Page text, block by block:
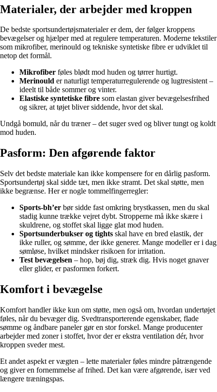
Materialer, der arbejder med kroppen
De bedste sportsundertøjsmaterialer er dem, der følger kroppens
bevægelser og hjælper med at regulere temperaturen. Moderne tekstiler
som mikrofiber, merinould og tekniske syntetiske fibre er udviklet til
netop det formål.
Mikrofiber føles blødt mod huden og tørrer hurtigt.
Merinould er naturligt temperaturregulerende og lugtresistent –
ideelt til både sommer og vinter.
Elastiske syntetiske fibre som elastan giver bevægelsesfrihed
og sikrer, at tøjet bliver siddende, hvor det skal.
Undgå bomuld, når du træner – det suger sved og bliver tungt og koldt
mod huden.
Pasform: Den afgørende faktor
Selv det bedste materiale kan ikke kompensere for en dårlig pasform.
Sportsundertøj skal sidde tæt, men ikke stramt. Det skal støtte, men
ikke begrænse. Her er nogle tommelfingerregler:
Sports-bh’er bør sidde fast omkring brystkassen, men du skal
stadig kunne trække vejret dybt. Stropperne må ikke skære i
skuldrene, og stoffet skal ligge glat mod huden.
Sportsunderbukser og tights skal have en bred elastik, der
ikke ruller, og sømme, der ikke generer. Mange modeller er i dag
sømløse, hvilket mindsker risikoen for irritation.
Test bevægelsen – hop, bøj dig, stræk dig. Hvis noget gnaver
eller glider, er pasformen forkert.
Komfort i bevægelse
Komfort handler ikke kun om støtte, men også om, hvordan undertøjet
føles, når du bevæger dig. Svedtransporterende egenskaber, flade
sømme og åndbare paneler gør en stor forskel. Mange producenter
arbejder med zoner i stoffet, hvor der er ekstra ventilation dér, hvor
kroppen sveder mest.
Et andet aspekt er vægten – lette materialer føles mindre påtrængende
og giver en fornemmelse af frihed. Det kan være afgørende, især ved
længere træningspas.